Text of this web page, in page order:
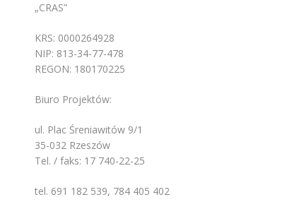
„CRAS”
KRS: 0000264928
NIP: 813-34-77-478
REGON: 180170225
Biuro Projektów:
ul. Plac Śreniawitów 9/1
35-032 Rzeszów
Tel. / faks: 17 740-22-25
tel. 691 182 539, 784 405 402